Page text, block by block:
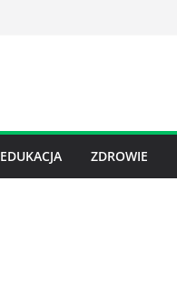
EDUKACJA ZDROWIE